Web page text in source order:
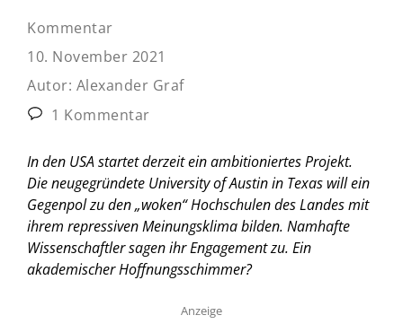
Kommentar
10. November 2021
Autor: Alexander Graf
1 Kommentar
In den USA startet derzeit ein ambitioniertes Projekt.
Die neugegründete University of Austin in Texas will ein
Gegenpol zu den „woken“ Hochschulen des Landes mit
ihrem repressiven Meinungsklima bilden. Namhafte
Wissenschaftler sagen ihr Engagement zu. Ein
akademischer Hoffnungsschimmer?
Anzeige